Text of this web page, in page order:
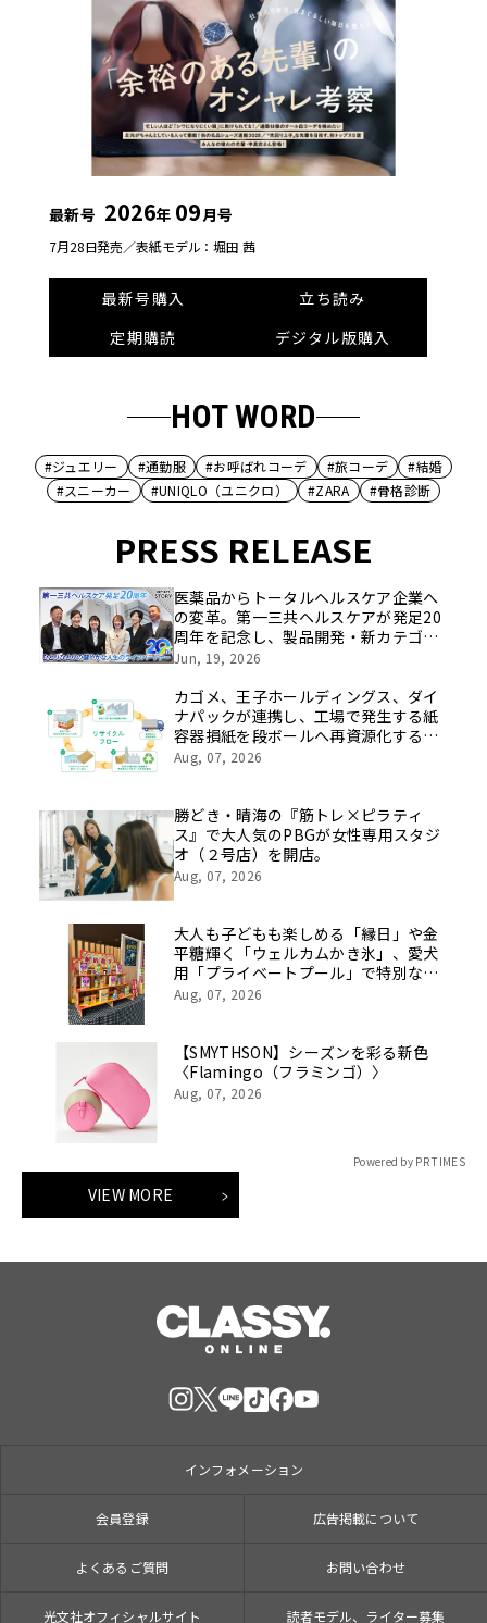
最新号 2026年 09月号
7月28日発売／表紙モデル：堀田 茜
最新号購入
立ち読み
定期購読
デジタル版購入
HOT WORD
#ジュエリー #通勤服 #お呼ばれコーデ #旅コーデ
#結婚
#スニーカー
#UNIQLO（ユニクロ） #ZARA #骨格診断
PRESS RELEASE
医薬品からトータルヘルスケア企業へ
の変革。第一三共ヘルスケアが発足20
周年を記念し、製品開発・新カテゴリ
挑戦の舞台や旧社統合時のエピソード
像を公開！
Jun, 19, 2026
カゴメ、王子ホールディングス、ダイ
ナパックが連携し、工場で発生する紙
容器損紙を段ボールへ再資源化する実
証を開始
Aug, 07, 2026
勝どき・晴海の『筋トレ×ピラティ
ス』で大人気のPBGが女性専用スタジ
オ（２号店）を開店。
Aug, 07, 2026
大人も子どもも楽しめる「縁日」や金
平糖輝く「ウェルカムかき氷」、愛犬
用「プライベートプール」で特別な夏
休みをお届け
Aug, 07, 2026
【SMYTHSON】シーズンを彩る新色
〈Flamingo（フラミンゴ）〉
Aug, 07, 2026
Powered by PR TIMES
VIEW MORE
インフォメーション
会員登録 広告掲載について
よくあるご質問 お問い合わせ
光文社オフィシャルサイト 読者モデル、ライター募集